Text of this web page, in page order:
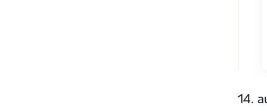
14.